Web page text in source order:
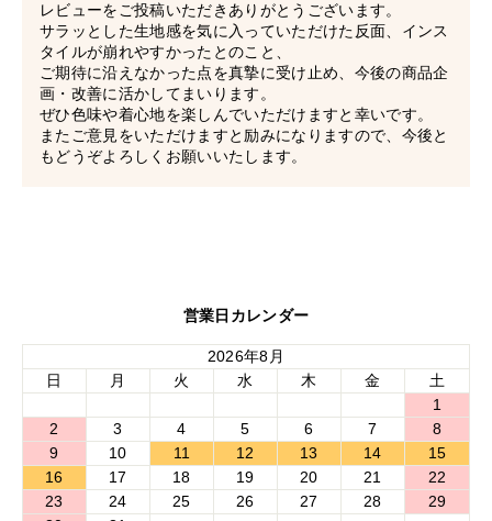
レビューをご投稿いただきありがとうございます。
サラッとした生地感を気に入っていただけた反面、インス
タイルが崩れやすかったとのこと、
ご期待に沿えなかった点を真摯に受け止め、今後の商品企
画・改善に活かしてまいります。
ぜひ色味や着心地を楽しんでいただけますと幸いです。
またご意見をいただけますと励みになりますので、今後と
もどうぞよろしくお願いいたします。
営業日カレンダー
2026年8月
日
月 火 水 木 金
土
1
2
3 4 5 6 7
8
9
10 11 12 13 14
15
16
17 18 19 20 21
22
23
24 25 26 27 28
29